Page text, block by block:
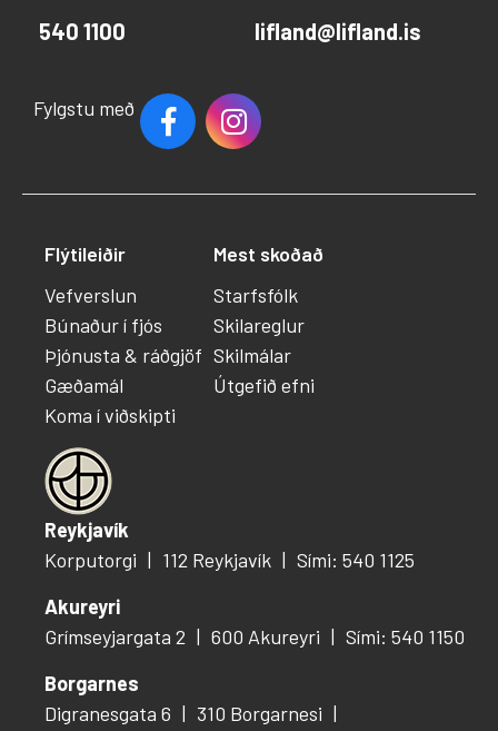
540 1100 lifland@lifland.is
Fylgstu með
Reykjavík
Korputorgi
112 Reykjavík
Sími: 540 1125
Akureyri
Grímseyjargata 2
600 Akureyri
Sími: 540 1150
Borgarnes
Digranesgata 6
310 Borgarnesi
Flýtileiðir
Vefverslun
Búnaður í fjós
Þjónusta & ráðgjöf
Gæðamál
Koma í viðskipti
Mest skoðað
Starfsfólk
Skilareglur
Skilmálar
Útgefið efni